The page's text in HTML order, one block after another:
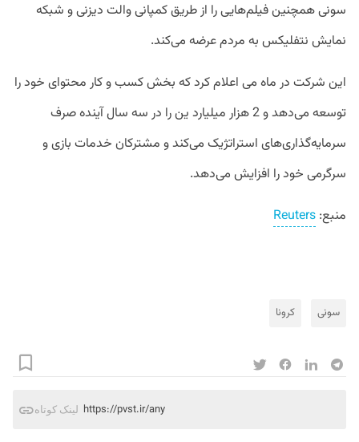
سونی همچنین فیلم‌هایی را از طریق کمپانی والت دیزنی و شبکه
نمایش نتفلیکس به مردم عرضه می‌کند.
این شرکت در ماه می اعلام کرد که بخش کسب و کار محتوای خود را
توسعه می‌دهد و 2 هزار میلیارد ین را در سه سال آینده صرف
سرمایه‌گذاری‌های استراتژیک می‌کند و مشترکان خدمات بازی و
سرگرمی خود را افزایش می‌دهد.
منبع: Reuters
سونی کرونا
لینک کوتاه https://pvst.ir/any